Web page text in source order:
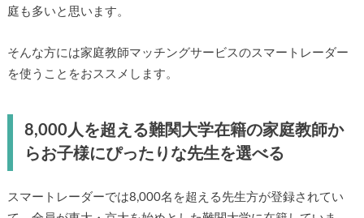
庭も多いと思います。
そんな方には家庭教師マッチングサービスのスマートレーダー
を使うことをおススメします。
8,000人を超える難関大学在籍の家庭教師か
らお子様にぴったりな先生を選べる
スマートレーダーでは8,000名を超える先生方が登録されてい